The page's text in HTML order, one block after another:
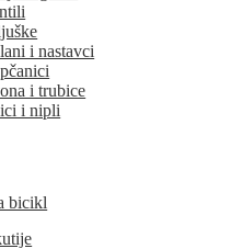
i nastavci
i trubice
i nipli
bicikl